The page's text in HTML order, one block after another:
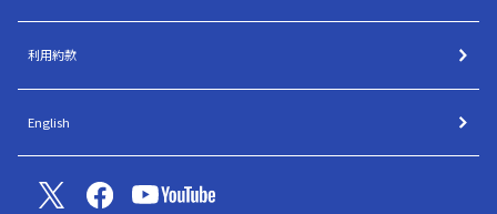
利用約款
English